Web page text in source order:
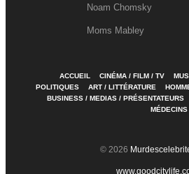
Noam Chomsky
Moms Mabley
ACCUEIL CINÉMA / FILM / TV
POLITIQUES
ART / LITTÉRATURE
BUSINESS / MEDIAS / PRÉSENTATEURS
MÉDECINS
© 2026